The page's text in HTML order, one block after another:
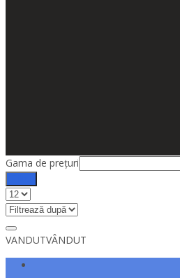
Gama de prețuri
VANDUTVÂNDUT